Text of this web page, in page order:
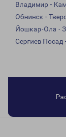
Владимир -
Обнинск -
Йошкар-Ола -
Сергиев Посад